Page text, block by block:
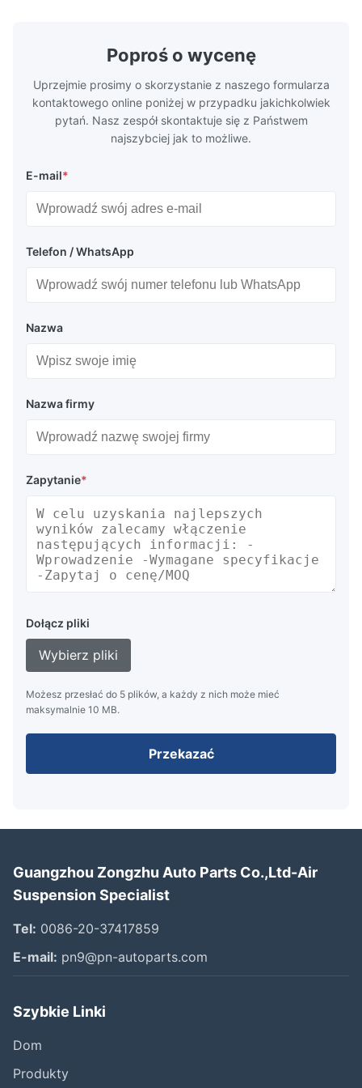
Poproś o wycenę
Uprzejmie prosimy o skorzystanie z naszego formularza
kontaktowego online poniżej w przypadku jakichkolwiek
pytań. Nasz zespół skontaktuje się z Państwem
najszybciej jak to możliwe.
E-mail*
Telefon / WhatsApp
Nazwa
Nazwa firmy
Zapytanie*
Dołącz pliki
Wybierz pliki
Możesz przesłać do 5 plików, a każdy z nich może mieć
maksymalnie 10 MB.
Przekazać
Guangzhou Zongzhu Auto Parts Co.,Ltd-Air
Suspension Specialist
Tel: 0086-20-37417859
E-mail: pn9@pn-autoparts.com
Szybkie Linki
Dom
Produkty